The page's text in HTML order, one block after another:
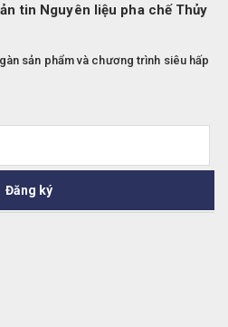
tin Nguyên liệu pha chế Thủy
sản phẩm và chương trình siêu hấp
Đăng ký